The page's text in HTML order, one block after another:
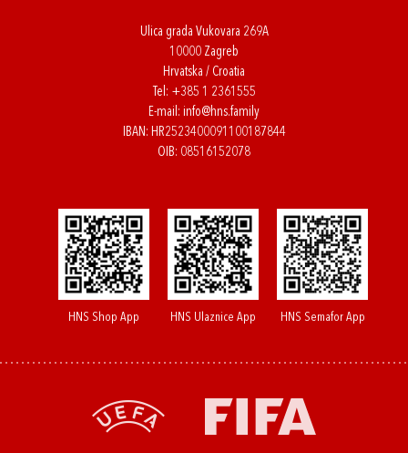
Ulica grada Vukovara 269A
10000 Zagreb
Hrvatska / Croatia
Tel: +385 1 2361555
E-mail: info@hns.family
IBAN: HR2523400091100187844
OIB: 08516152078
HNS Shop App HNS Ulaznice App HNS Semafor App